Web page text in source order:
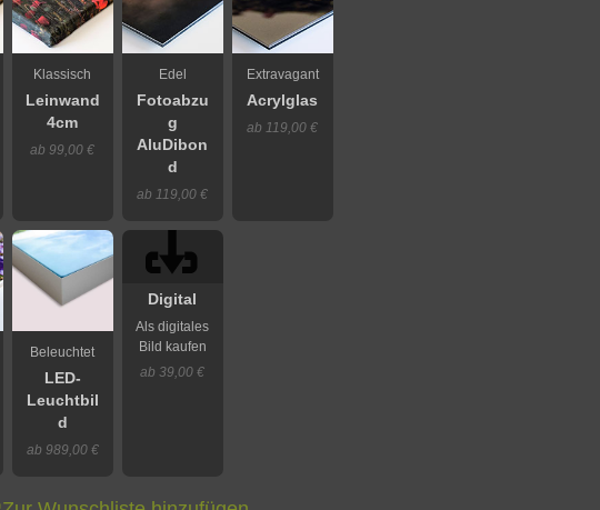
Klassisch
Leinwand
4cm
ab 99,00 €
Edel
Fotoabzu
g
AluDibon
d
ab 119,00 €
Extravagant
Acrylglas
ab 119,00 €
Beleuchtet
LED-
Leuchtbil
d
ab 989,00 €
Digital
Als digitales
Bild kaufen
ab 39,00 €